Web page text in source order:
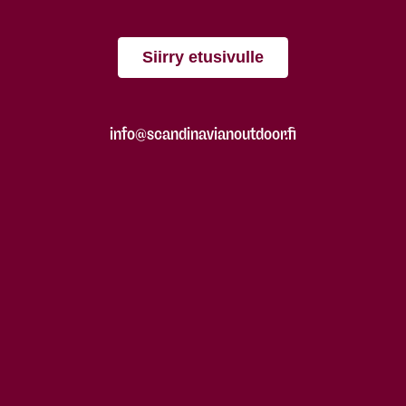
Siirry etusivulle
info@scandinavianoutdoor.fi